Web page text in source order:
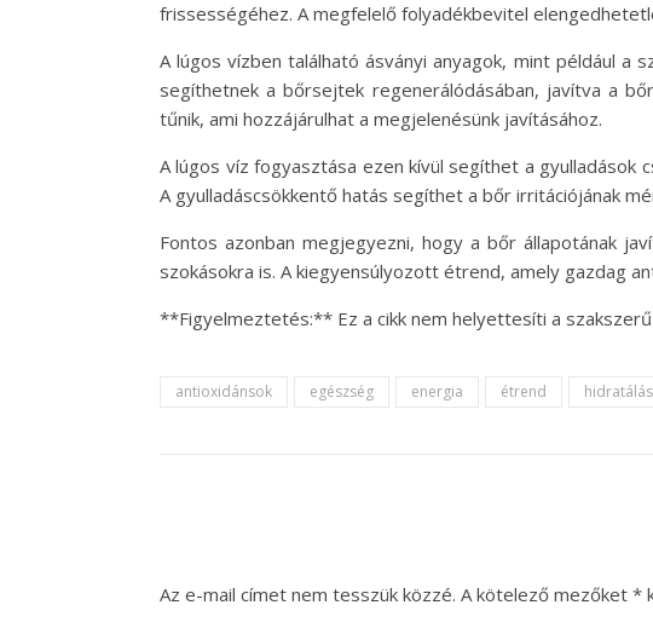
frissességéhez. A megfelelő folyadékbevitel
A lúgos vízben található ásványi anyagok, mint például a
segíthetnek a bőrsejtek regenerálódásában, javítva a
tűnik, ami hozzájárulhat a megjelenésünk javításához.
A lúgos víz fogyasztása ezen kívül segíthet a gyulladások
A gyulladáscsökkentő hatás segíthet a bőr irritációjának
Fontos azonban megjegyezni, hogy a bőr állapotának
szokásokra is. A kiegyensúlyozott étrend, amely gazdag
**Figyelmeztetés:** Ez a cikk nem helyettesíti a
antioxidánsok egészség energia étrend hidratálás
Az e-mail címet nem tesszük közzé. A kötelező mezőket *